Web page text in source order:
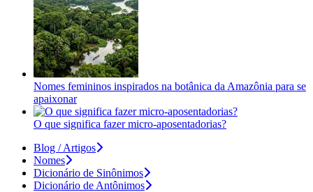
Nomes femininos inspirados na botânica da Amazônia para se
apaixonar
O que significa fazer micro-aposentadorias?
Blog / Artigos
Nomes
Dicionário de Sinônimos
Dicionário de Antônimos